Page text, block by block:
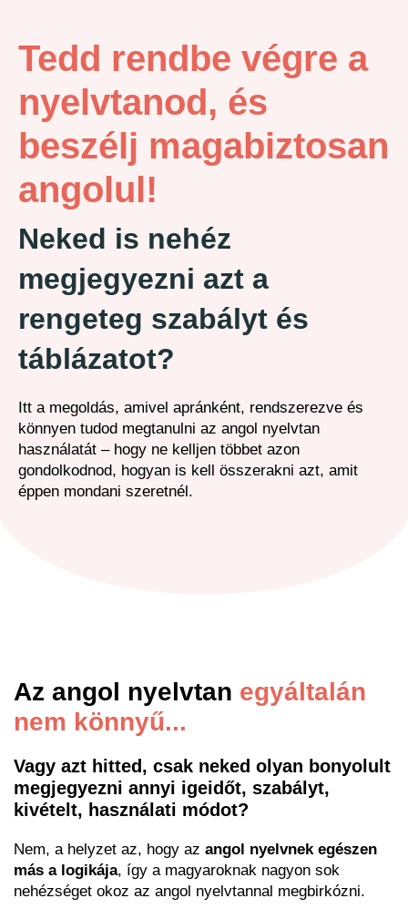
Tedd rendbe végre a
nyelvtanod, és
beszélj magabiztosan
angolul!
Neked is nehéz
megjegyezni azt a
rengeteg szabályt és
táblázatot?
Itt a megoldás, amivel apránként, rendszerezve és
könnyen tudod megtanulni az angol nyelvtan
használatát – hogy ne kelljen többet azon
gondolkodnod, hogyan is kell összerakni azt, amit
éppen mondani szeretnél.
Az angol nyelvtan egyáltalán
nem könnyű...
Vagy azt hitted, csak neked olyan bonyolult
megjegyezni annyi igeidőt, szabályt,
kivételt, használati módot?
Nem, a helyzet az, hogy az angol nyelvnek egészen
más a logikája, így a magyaroknak nagyon sok
nehézséget okoz az angol nyelvtannal megbirkózni.